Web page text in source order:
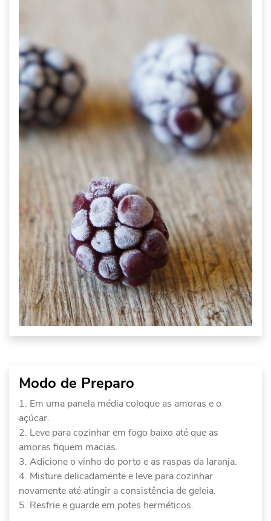
Modo de Preparo
Em uma panela média coloque as amoras e o
açúcar.
Leve para cozinhar em fogo baixo até que as
amoras fiquem macias.
Adicione o vinho do porto e as raspas da laranja.
Misture delicadamente e leve para cozinhar
novamente até atingir a consistência de geleia.
Resfrie e guarde em potes herméticos.